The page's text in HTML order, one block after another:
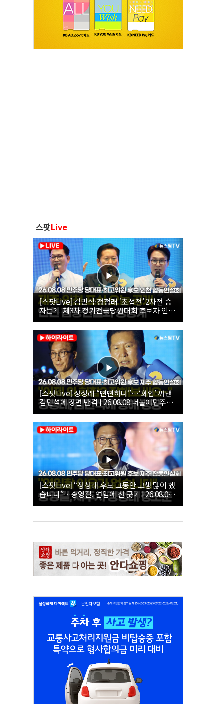
스팟Live
[스팟Live] 김민석·정청래 ‘초접전’ 2차전 승
자는?...제3차 정기전국당원대회 후보자 인천
합동연설회 생중계 | 26.08.08
[스팟Live] 정청래 “뻔뻔하다”…‘화합’ 꺼낸
김민석에 정면 반격 | 26.08.08 더불어민주당
당대표·최고위원 후보 제주 합동연설회
[스팟Live] “정청래 후보 그동안 고생 많이 했
습니다”…송영길, 연임에 선 긋기 | 26.08.08
더불어민주당 당대표·최고위원 후보 제주 합